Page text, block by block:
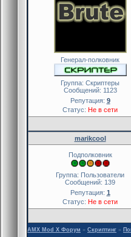
Генерал-полковник
Группа: Скриптеры
Сообщений: 1123
Репутация: 9
Статус: Не в сети
marikcool
Подполковник
Группа: Пользователи
Сообщений: 139
Репутация: 1
Статус: Не в сети
AMX Mod X Форум » Скриптинг »